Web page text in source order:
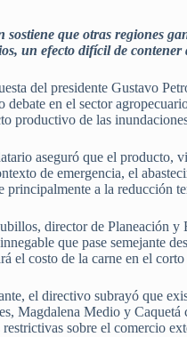
sostiene que otras regiones
un efecto difícil de
del presidente Gustavo
debate en el sector
productivo de las
aseguró que el producto,
de emergencia, el
principalmente a la reducción
director de Planeación y
que pase semejante
el costo de la carne en el
el directivo subrayó que
Magdalena Medio y Caquetá
restrictivas sobre el comercio